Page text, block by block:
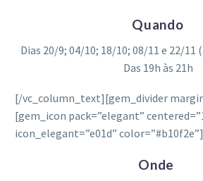
Quando
Dias 20/9; 04/10; 18/10; 08/11 e 22/11
Das 19h às 21h
[/vc_column_text][gem_divider
[gem_icon pack=”elegant”
icon_elegant=”e01d”
Onde